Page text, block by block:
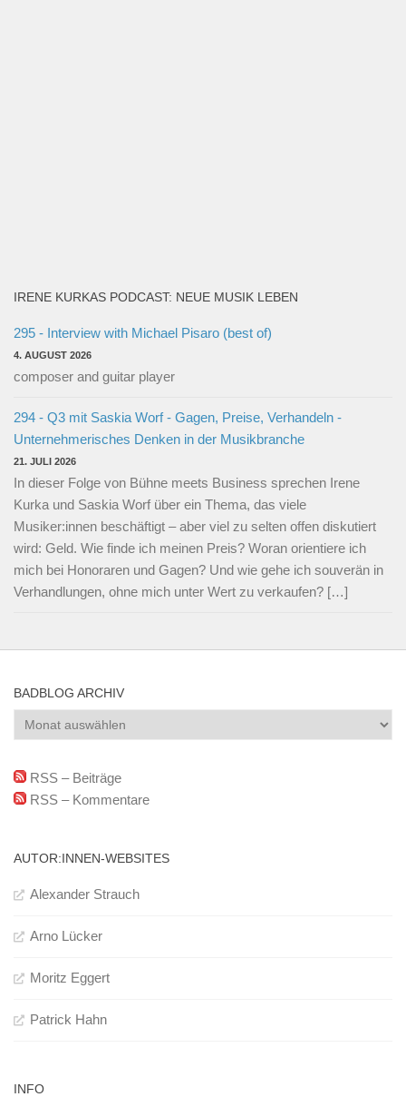
IRENE KURKAS PODCAST: NEUE MUSIK LEBEN
295 - Interview with Michael Pisaro (best of)
4. AUGUST 2026
composer and guitar player
294 - Q3 mit Saskia Worf - Gagen, Preise, Verhandeln -
Unternehmerisches Denken in der Musikbranche
21. JULI 2026
In dieser Folge von Bühne meets Business sprechen Irene
Kurka und Saskia Worf über ein Thema, das viele
Musiker:innen beschäftigt – aber viel zu selten offen diskutiert
wird: Geld. Wie finde ich meinen Preis? Woran orientiere ich
mich bei Honoraren und Gagen? Und wie gehe ich souverän in
Verhandlungen, ohne mich unter Wert zu verkaufen? […]
BADBLOG ARCHIV
BadBlog
Archiv
RSS – Beiträge
RSS – Kommentare
AUTOR:INNEN-WEBSITES
Alexander Strauch
Arno Lücker
Moritz Eggert
Patrick Hahn
INFO